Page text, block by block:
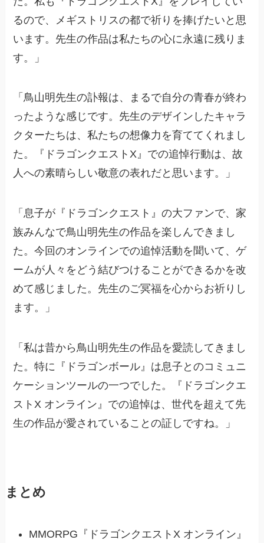
るので、メギストリスの都で祈りを捧げたいと思
います。先生の作品は私たちの心に永遠に残りま
す。」
「鳥山明先生の訃報は、まるで自分の青春が終わ
ったような感じです。先生のデザインしたキャラ
クターたちは、私たちの想像力を育ててくれまし
た。『ドラゴンクエストX』での追悼行動は、故
人への素晴らしい敬意の表れだと思います。」
「息子が『ドラゴンクエスト』の大ファンで、家
族みんなで鳥山明先生の作品を楽しんできまし
た。今回のオンラインでの追悼活動を聞いて、ゲ
ームが人々をどう結びつけることができるかを改
めて感じました。先生のご冥福を心からお祈りし
ます。」
「私は昔から鳥山明先生の作品を愛読してきまし
た。特に『ドラゴンボール』は息子とのコミュニ
ケーションツールの一つでした。『ドラゴンクエ
ストX オンライン』での追悼は、世代を超えて先
生の作品が愛されていることの証しですね。」
まとめ
MMORPG『ドラゴンクエストX オンライン』